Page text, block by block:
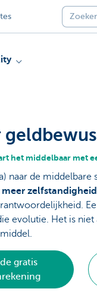
het middelbaar met
naar de
meer zelfstandigheid
evolutie. Het is
gratis